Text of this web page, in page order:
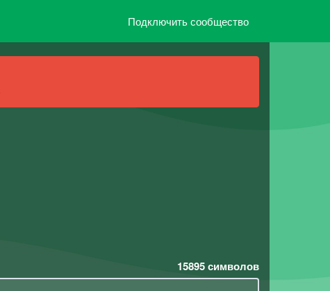
Подключить сообщество
15895символов